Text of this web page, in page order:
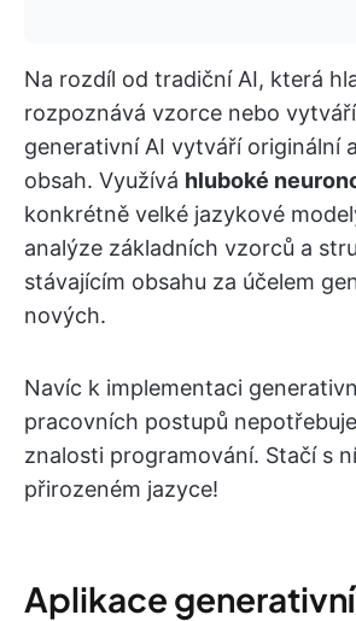
Na rozdíl od tradiční AI, která
rozpoznává vzorce nebo
generativní AI vytváří originální
obsah. Využívá hluboké
konkrétně velké jazykové
analýze základních vzorců a
stávajícím obsahu za účelem
nových.
Navíc k implementaci
pracovních postupů
znalosti programování. Stačí s
přirozeném jazyce!
Aplikace